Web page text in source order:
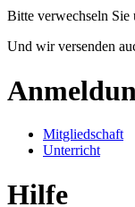
Bitte verwechseln Sie
Und wir versenden
Mitgliedschaft
Unterricht
Hilfe